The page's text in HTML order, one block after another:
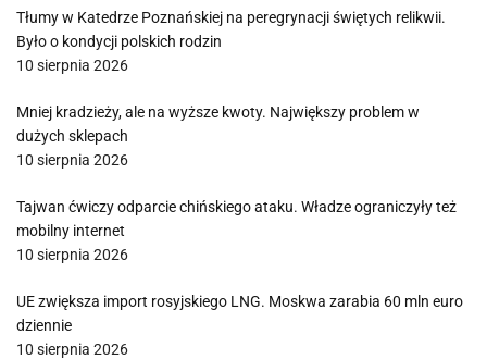
Tłumy w Katedrze Poznańskiej na peregrynacji świętych relikwii.
Było o kondycji polskich rodzin
10 sierpnia 2026
Mniej kradzieży, ale na wyższe kwoty. Największy problem w
dużych sklepach
10 sierpnia 2026
Tajwan ćwiczy odparcie chińskiego ataku. Władze ograniczyły też
mobilny internet
10 sierpnia 2026
UE zwiększa import rosyjskiego LNG. Moskwa zarabia 60 mln euro
dziennie
10 sierpnia 2026